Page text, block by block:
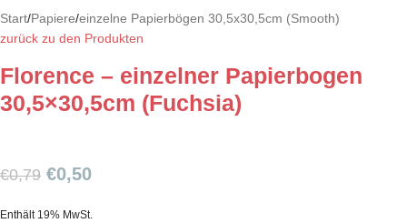
Start/Papiere/einzelne Papierbögen 30,5x30,5cm (Smooth)
zurück zu den Produkten
Florence – einzelner Papierbogen
30,5×30,5cm (Fuchsia)
€0,79 €0,50
Enthält 19% MwSt.